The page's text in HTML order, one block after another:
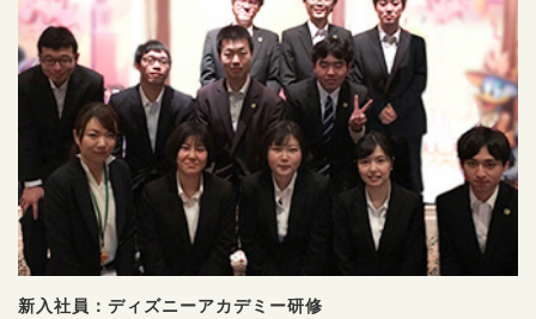
新入社員：ディズニーアカデミー研修